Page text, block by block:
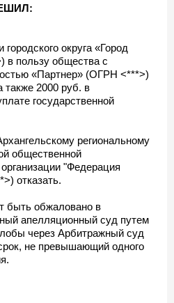
округа «Город
в пользу общества с
«Партнер» (ОГРН <***>)
также 2000 руб. в
государственной
региональному
общественной
"Федерация
отказать.
быть обжаловано в
апелляционный суд путем
через Арбитражный суд
не превышающий одного